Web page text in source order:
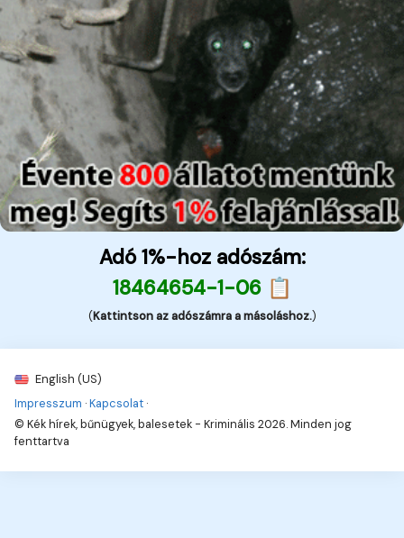
Adó 1%-hoz adószám:
18464654-1-06 📋
(Kattintson az adószámra a másoláshoz.)
English (US)
Impresszum ·Kapcsolat ·
© Kék hírek, bűnügyek, balesetek - Kriminális 2026. Minden jog
fenttartva